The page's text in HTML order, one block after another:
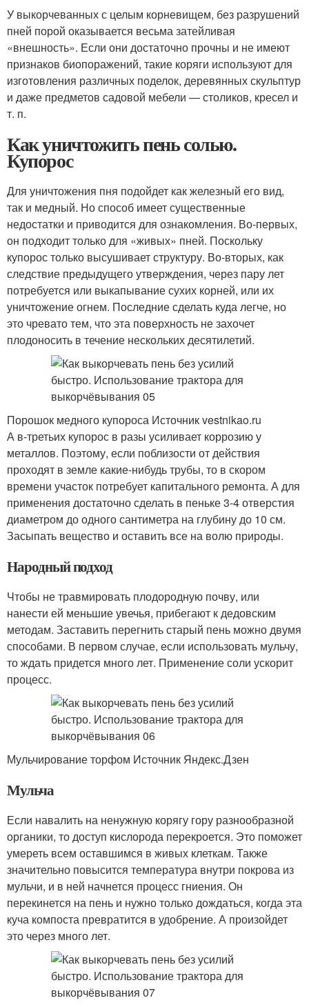
У выкорчеванных с целым корневищем, без разрушений
пней порой оказывается весьма затейливая
«внешность». Если они достаточно прочны и не имеют
признаков биопоражений, такие коряги используют для
изготовления различных поделок, деревянных скульптур
и даже предметов садовой мебели — столиков, кресел и
т. п.
Как уничтожить пень солью.
Купорос
Для уничтожения пня подойдет как железный его вид,
так и медный. Но способ имеет существенные
недостатки и приводится для ознакомления. Во-первых,
он подходит только для «живых» пней. Поскольку
купорос только высушивает структуру. Во-вторых, как
следствие предыдущего утверждения, через пару лет
потребуется или выкапывание сухих корней, или их
уничтожение огнем. Последние сделать куда легче, но
это чревато тем, что эта поверхность не захочет
плодоносить в течение нескольких десятилетий.
Порошок медного купороса Источник vestnikao.ru
А в-третьих купорос в разы усиливает коррозию у
металлов. Поэтому, если поблизости от действия
проходят в земле какие-нибудь трубы, то в скором
времени участок потребует капитального ремонта. А для
применения достаточно сделать в пеньке 3-4 отверстия
диаметром до одного сантиметра на глубину до 10 см.
Засыпать вещество и оставить все на волю природы.
Народный подход
Чтобы не травмировать плодородную почву, или
нанести ей меньшие увечья, прибегают к дедовским
методам. Заставить перегнить старый пень можно двумя
способами. В первом случае, если использовать мульчу,
то ждать придется много лет. Применение соли ускорит
процесс.
Мульчирование торфом Источник Яндекс.Дзен
Мульча
Если навалить на ненужную корягу гору разнообразной
органики, то доступ кислорода перекроется. Это поможет
умереть всем оставшимся в живых клеткам. Также
значительно повысится температура внутри покрова из
мульчи, и в ней начнется процесс гниения. Он
перекинется на пень и нужно только дождаться, когда эта
куча компоста превратится в удобрение. А произойдет
это через много лет.